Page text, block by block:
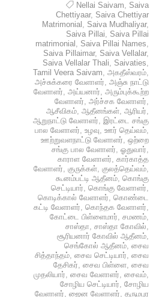
Nellai Saivam, Saiva
Chettiyaar, Saiva Chettiyar
Matrimonial , Saiva Mudhaliyar,
Saiva Pillai, Saiva Pillai
matrimonial , Saiva Pillai Names,
Saiva Pillaimar, Saiva Vellalar,
Saiva Vellalar Thali, Saivaties,
Tamil Veera Saivam, அகதீஸ்வரம்,
அச்சுக்கரை வேளாளர், அஞ்சு நாட்டு
வேளாளர், அய்யனார், அரும்புக்கூற்ற
வேளாளர், அர்ச்சக வேளாளர்,
ஆசீவிகம், ஆதீனங்கள், ஆரியர்,
ஆறுநாட்டு வேளாளர், இரட்டை சங்கு
பால வேளாளர், உழவு, ஊர் தெய்வம்,
ஊற்றுவளநாட்டு வேளாளர், ஒற்றை
சங்கு பால வேளாளர், ஓதுவார்,
காராள வேளாளர், கார்காத்த
வேளாளர், குருக்கள், குலத்தெய்வம்,
கூனம்பட்டி ஆதீனம், கொங்கு
செட்டியார், கொங்கு வேளாளர்,
கொடிக்கால் வேளாளர், கொண்டை
கட்டி வேளாளர், கொந்தக வேளாளர்,
கோட்டை பிள்ளைமார், சமணம்,
சாஸ்தா, சாஸ்தா கோவில்,
சூரியனார் கோவில் ஆதீனம்,
செங்கோல் ஆதீனம், சைவ
சித்தாந்தம், சைவ செட்டியார், சைவ
தேசிகர், சைவ பிள்ளை, சைவ
முதலியார், சைவ வேளாளர், சைவம்,
சோழிய செட்டியார், சோழிய
வேளாளர், ஜைன வேளாளர், தருமபுர